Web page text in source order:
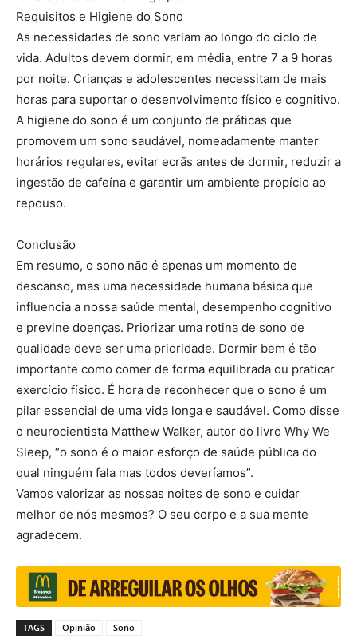
Requisitos e Higiene do Sono
As necessidades de sono variam ao longo do ciclo de
vida. Adultos devem dormir, em média, entre 7 a 9 horas
por noite. Crianças e adolescentes necessitam de mais
horas para suportar o desenvolvimento físico e cognitivo.
A higiene do sono é um conjunto de práticas que
promovem um sono saudável, nomeadamente manter
horários regulares, evitar ecrãs antes de dormir, reduzir a
ingestão de cafeína e garantir um ambiente propício ao
repouso.
Conclusão
Em resumo, o sono não é apenas um momento de
descanso, mas uma necessidade humana básica que
influencia a nossa saúde mental, desempenho cognitivo
e previne doenças. Priorizar uma rotina de sono de
qualidade deve ser uma prioridade. Dormir bem é tão
importante como comer de forma equilibrada ou praticar
exercício físico. É hora de reconhecer que o sono é um
pilar essencial de uma vida longa e saudável. Como disse
o neurocientista Matthew Walker, autor do livro Why We
Sleep, “o sono é o maior esforço de saúde pública do
qual ninguém fala mas todos deveríamos”.
Vamos valorizar as nossas noites de sono e cuidar
melhor de nós mesmos? O seu corpo e a sua mente
agradecem.
TAGS Opinião Sono